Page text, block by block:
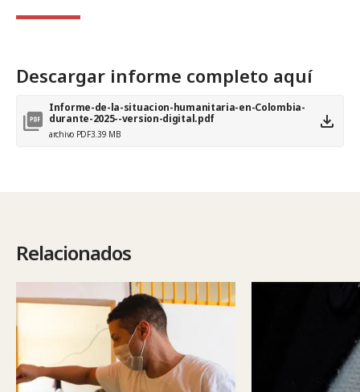
Descargar informe completo aquí
Informe-de-la-situacion-humanitaria-en-Colombia-
durante-2025--version-digital.pdf
archivo PDF3.39 MB
Relacionados